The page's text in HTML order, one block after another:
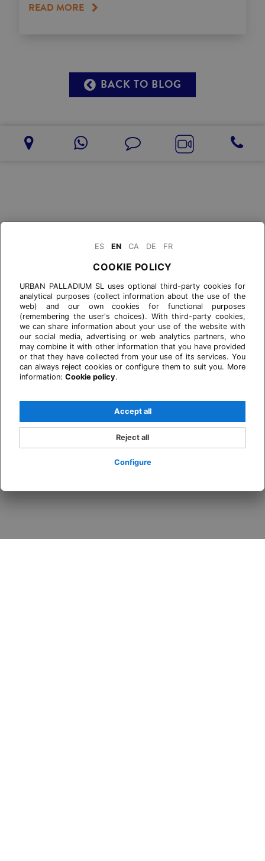
READ MORE
BACK TO BLOG
ES EN CA DE FR
COOKIE POLICY
URBAN PALLADIUM SL uses optional third-party cookies for
analytical purposes (collect information about the use of the
web) and our own cookies for functional purposes
(remembering the user's choices). With third-party cookies,
we can share information about your use of the website with
our social media, advertising or web analytics partners, who
may combine it with other information that you have provided
or that they have collected from your use of its services. You
can always reject cookies or configure them to suit you. More
information: Cookie policy.
Configure
Reject all
Accept all